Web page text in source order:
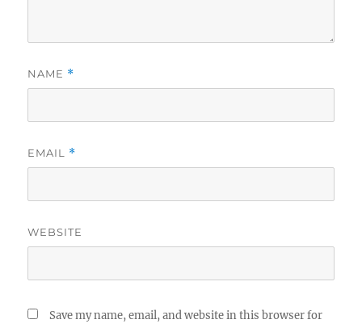
NAME *
EMAIL *
WEBSITE
Save my name, email, and website in this browser for